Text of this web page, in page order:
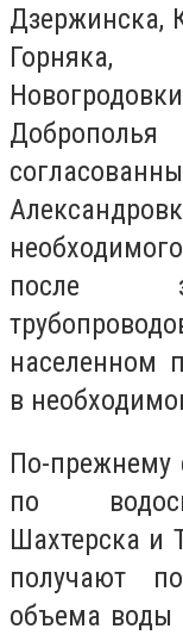
Дзержинска,
Горняка,
после
населенном
в
По-прежнему
по
Шахтерска и
получают
объема воды